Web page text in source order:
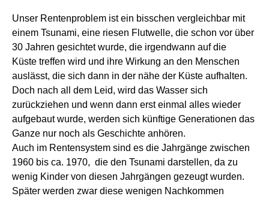
Unser Rentenproblem ist ein bisschen vergleichbar mit
einem Tsunami, eine riesen Flutwelle, die schon vor über
30 Jahren gesichtet wurde, die irgendwann auf die
Küste treffen wird und ihre Wirkung an den Menschen
auslässt, die sich dann in der nähe der Küste aufhalten.
Doch nach all dem Leid, wird das Wasser sich
zurückziehen und wenn dann erst einmal alles wieder
aufgebaut wurde, werden sich künftige Generationen das
Ganze nur noch als Geschichte anhören.
Auch im Rentensystem sind es die Jahrgänge zwischen
1960 bis ca. 1970, die den Tsunami darstellen, da zu
wenig Kinder von diesen Jahrgängen gezeugt wurden.
Später werden zwar diese wenigen Nachkommen